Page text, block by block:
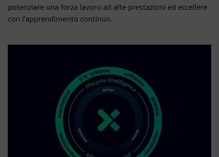
potenziare una forza lavoro ad alte prestazioni ed eccellere
con l'apprendimento continuo.